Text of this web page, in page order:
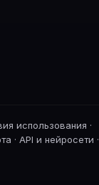
использования ·
· API и нейросети ·